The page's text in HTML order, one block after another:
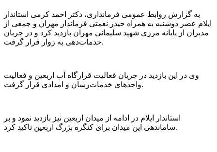
به گزارش روابط عمومی فرمانداری، دکتر احمد کرمی استاندار
ایلام عصر دوشنبه به همراه حیدر نعمتی فرماندار مهران و جمعی از
مدیران از پایانه مرزی شهید سلیمانی مهران بازدید کرد و در جریان
خدمات‌دهی به زوار قرار گرفت.
وی در این بازدید در جریان فعالیت‌ قرارگاه آب اربعین و فعالیت
واحد‌های خدمات‌رسان و امدادی قرار گرفت.
استاندار ایلام در ادامه از میدان اربعین نیز بازدید نمود و بر
ساماندهی این میدان برای کنگره بزرگ اربعین تاکید کرد.‌